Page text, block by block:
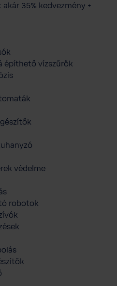
35% kedvezmény +
építhető vízszűrők
védelme
robotok